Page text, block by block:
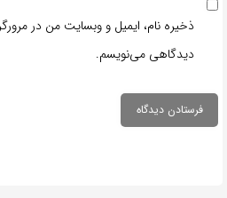
ذخیره نام، ایمیل و وبسایت من در
دیدگاهی می‌نویسم.